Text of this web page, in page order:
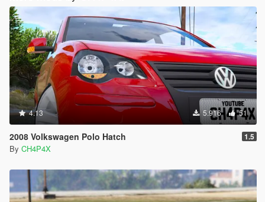
4.13 5.916 51
2008 Volkswagen Polo Hatch 1.5
By CH4P4X